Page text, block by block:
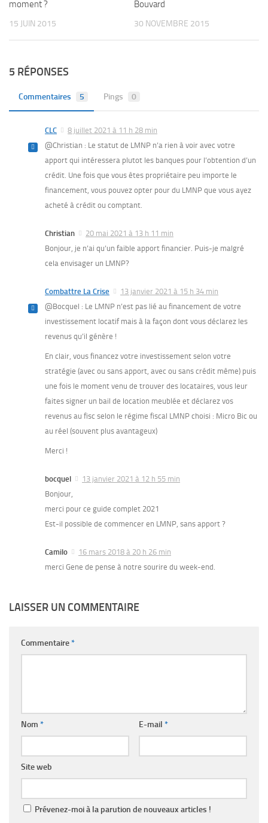
moment ?
15 JUIN 2015
Bouvard
30 NOVEMBRE 2015
5 RÉPONSES
Commentaires 5 Pings 0
CLC
8 juillet 2021 à 11 h 28 min
@Christian : Le statut de LMNP n’a rien à voir avec votre
apport qui intéressera plutot les banques pour l’obtention d’un
crédit. Une fois que vous êtes propriétaire peu importe le
financement, vous pouvez opter pour du LMNP que vous ayez
acheté à crédit ou comptant.
Christian
20 mai 2021 à 13 h 11 min
Bonjour, je n’ai qu’un faible apport financier. Puis-je malgré
cela envisager un LMNP?
Combattre La Crise
13 janvier 2021 à 15 h 34 min
@Bocquel : Le LMNP n’est pas lié au financement de votre
investissement locatif mais à la façon dont vous déclarez les
revenus qu’il génère !
En clair, vous financez votre investissement selon votre
stratégie (avec ou sans apport, avec ou sans crédit même) puis
une fois le moment venu de trouver des locataires, vous leur
faites signer un bail de location meublée et déclarez vos
revenus au fisc selon le régime fiscal LMNP choisi : Micro Bic ou
au réel (souvent plus avantageux)
Merci !
bocquel
13 janvier 2021 à 12 h 55 min
Bonjour,
merci pour ce guide complet 2021
Est-il possible de commencer en LMNP, sans apport ?
Camilo
16 mars 2018 à 20 h 26 min
merci Gene de pense à notre sourire du week-end.
LAISSER UN COMMENTAIRE
Commentaire*
Nom * E-mail *
Site web
Prévenez-moi à la parution de nouveaux articles !